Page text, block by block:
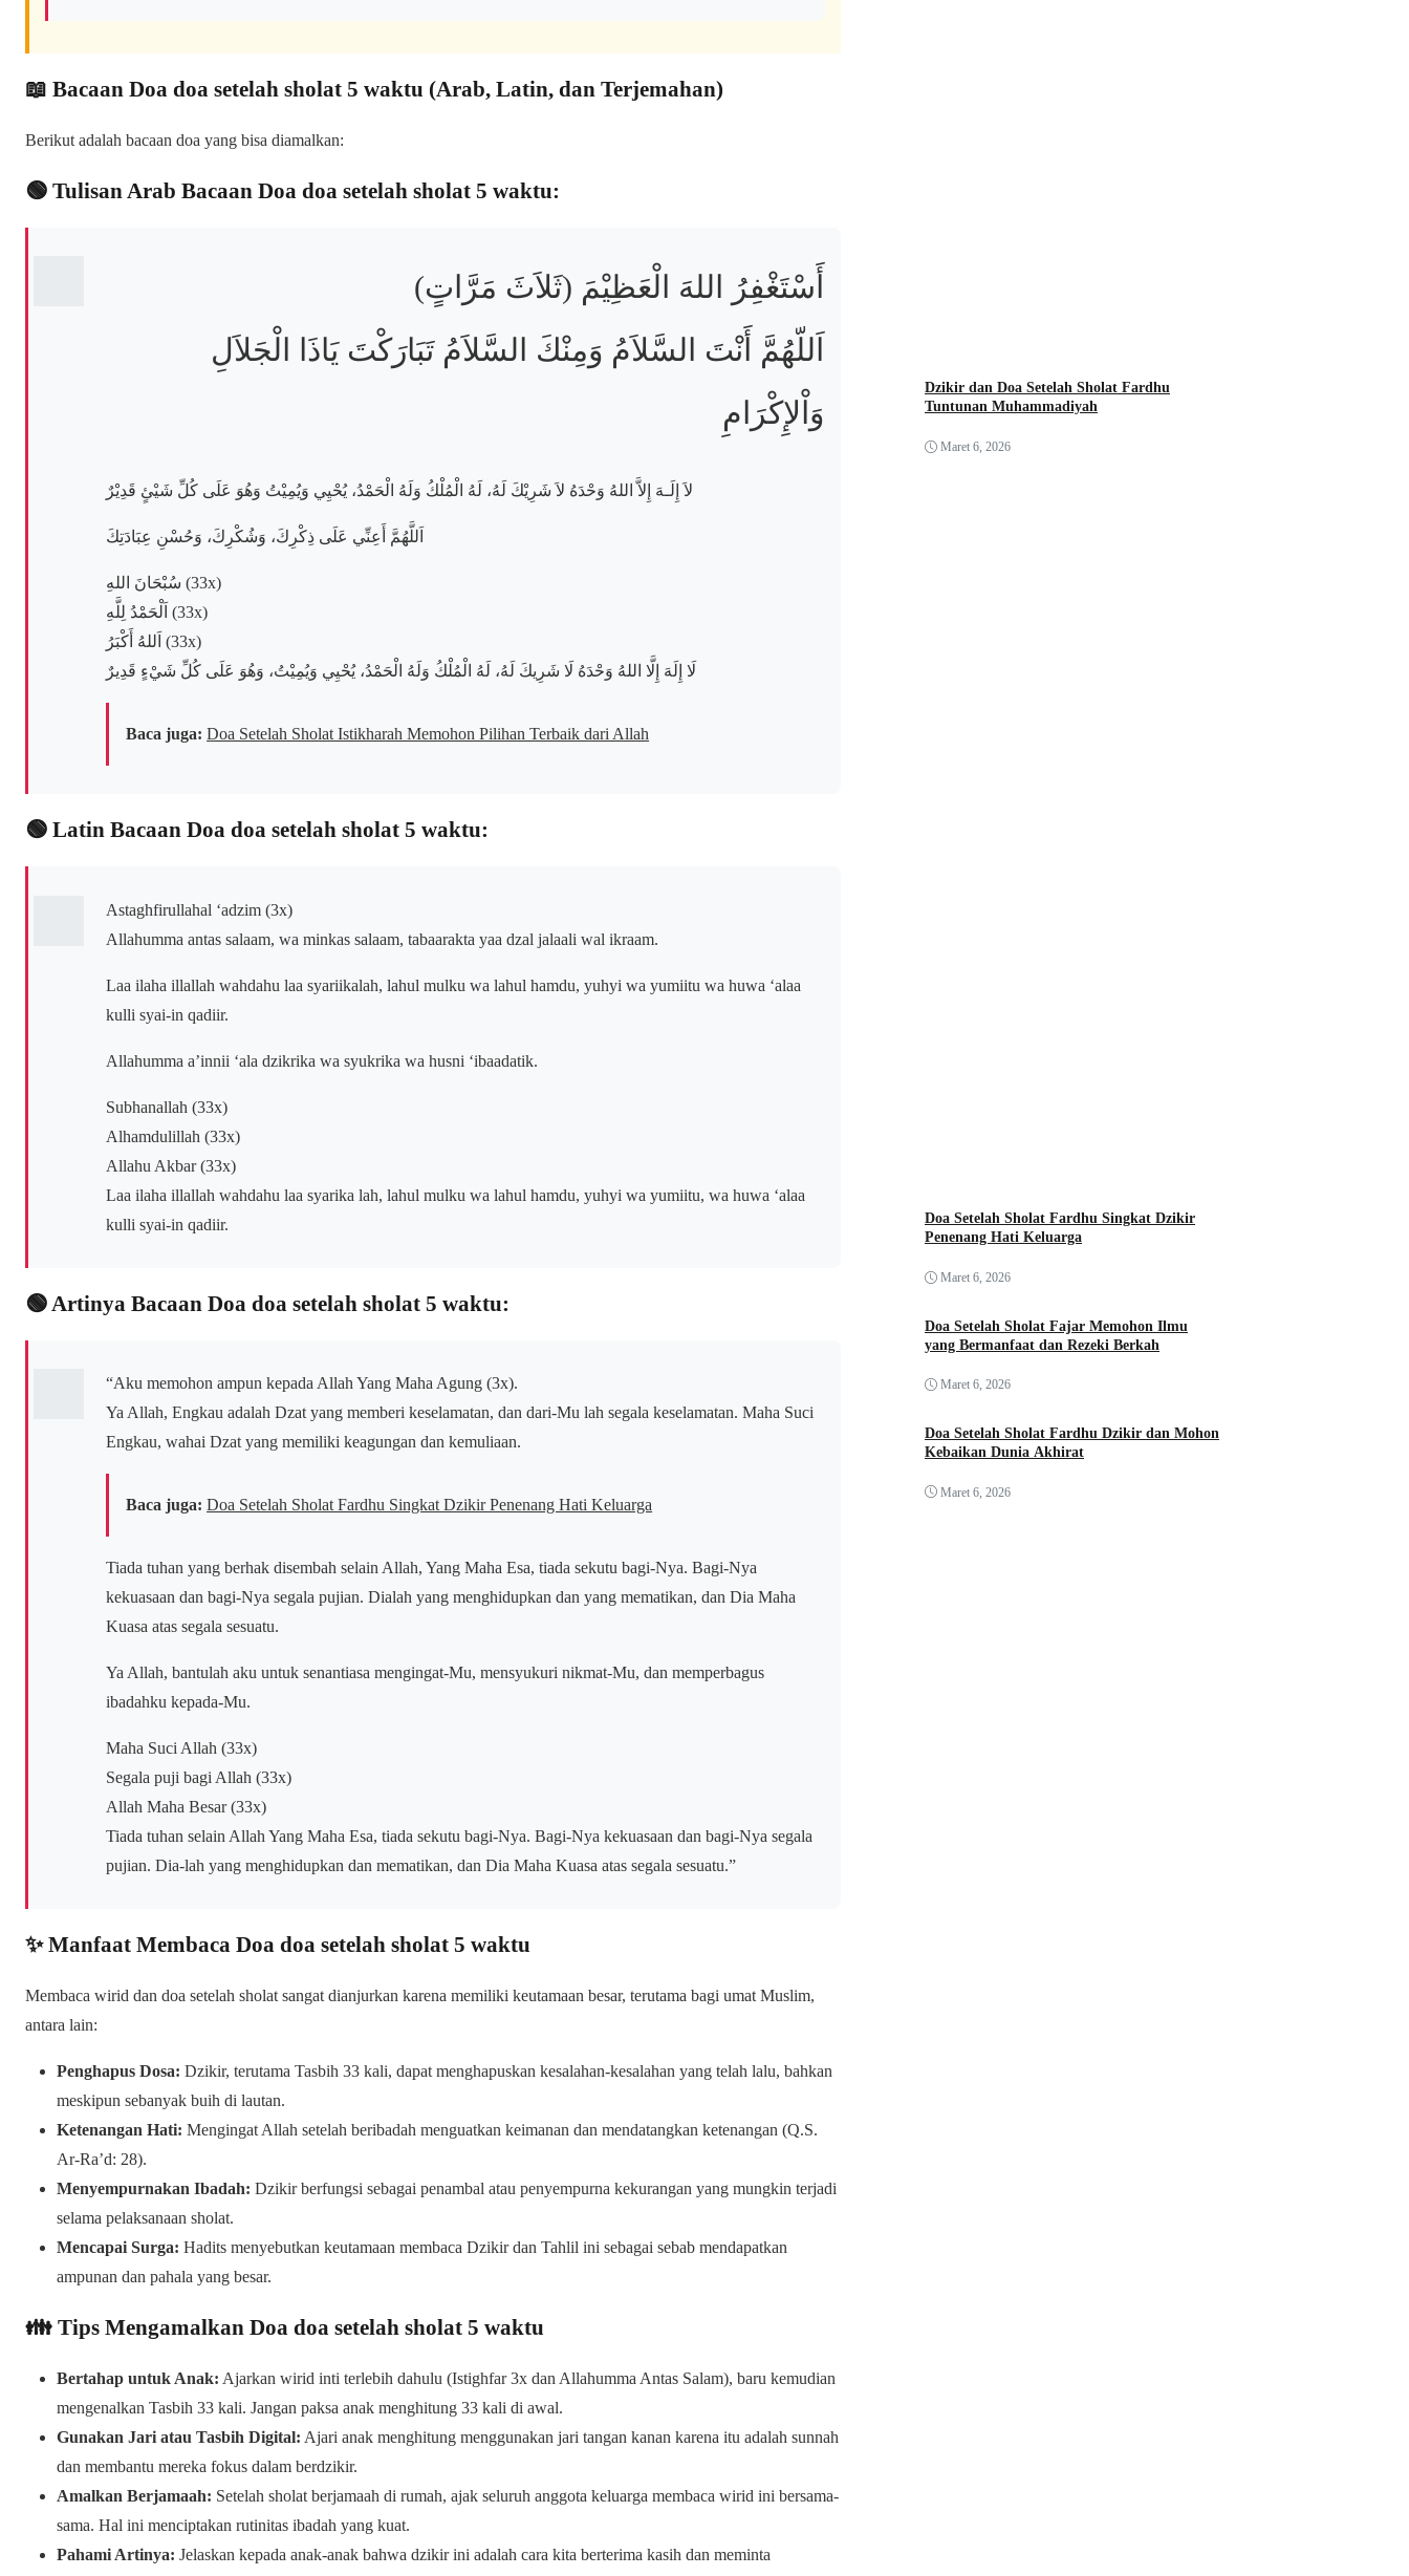
📖 Bacaan Doa doa setelah sholat 5 waktu (Arab, Latin, dan Terjemahan)
Berikut adalah bacaan doa yang bisa diamalkan:
🟢 Tulisan Arab Bacaan Doa doa setelah sholat 5 waktu:
أَسْتَغْفِرُ اللهَ الْعَظِيْمَ (ثَلاَثَ مَرَّاتٍ)
اَللّهُمَّ أَنْتَ السَّلاَمُ وَمِنْكَ السَّلاَمُ تَبَارَكْتَ يَاذَا الْجَلاَلِ
وَاْلإِكْرَامِ
لاَ إِلَـهَ إِلاَّ اللهُ وَحْدَهُ لاَ شَرِيْكَ لَهُ، لَهُ الْمُلْكُ وَلَهُ الْحَمْدُ، يُحْيِي وَيُمِيْتُ وَهُوَ عَلَى كُلِّ شَيْئٍ قَدِيْرٌ
اَللَّهُمَّ أَعِنِّي عَلَى ذِكْرِكَ، وَشُكْرِكَ، وَحُسْنِ عِبَادَتِكَ
سُبْحَانَ اللهِ (33x)
اَلْحَمْدُ لِلَّهِ (33x)
اَللهُ أَكْبَرُ (33x)
لَا إِلَهَ إِلَّا اللهُ وَحْدَهُ لَا شَرِيكَ لَهُ، لَهُ الْمُلْكُ وَلَهُ الْحَمْدُ، يُحْيِي وَيُمِيْتُ، وَهُوَ عَلَى كُلِّ شَيْءٍ قَدِيرٌ
Baca juga: Doa Setelah Sholat Istikharah Memohon Pilihan Terbaik dari Allah
🟢 Latin Bacaan Doa doa setelah sholat 5 waktu:
Astaghfirullahal ‘adzim (3x)
Allahumma antas salaam, wa minkas salaam, tabaarakta yaa dzal jalaali wal ikraam.
Laa ilaha illallah wahdahu laa syariikalah, lahul mulku wa lahul hamdu, yuhyi wa yumiitu wa huwa ‘alaa
kulli syai-in qadiir.
Allahumma a’innii ‘ala dzikrika wa syukrika wa husni ‘ibaadatik.
Subhanallah (33x)
Alhamdulillah (33x)
Allahu Akbar (33x)
Laa ilaha illallah wahdahu laa syarika lah, lahul mulku wa lahul hamdu, yuhyi wa yumiitu, wa huwa ‘alaa
kulli syai-in qadiir.
🟢 Artinya Bacaan Doa doa setelah sholat 5 waktu:
“Aku memohon ampun kepada Allah Yang Maha Agung (3x).
Ya Allah, Engkau adalah Dzat yang memberi keselamatan, dan dari-Mu lah segala keselamatan. Maha Suci
Engkau, wahai Dzat yang memiliki keagungan dan kemuliaan.
Baca juga: Doa Setelah Sholat Fardhu Singkat Dzikir Penenang Hati Keluarga
Tiada tuhan yang berhak disembah selain Allah, Yang Maha Esa, tiada sekutu bagi-Nya. Bagi-Nya
kekuasaan dan bagi-Nya segala pujian. Dialah yang menghidupkan dan yang mematikan, dan Dia Maha
Kuasa atas segala sesuatu.
Ya Allah, bantulah aku untuk senantiasa mengingat-Mu, mensyukuri nikmat-Mu, dan memperbagus
ibadahku kepada-Mu.
Maha Suci Allah (33x)
Segala puji bagi Allah (33x)
Allah Maha Besar (33x)
Tiada tuhan selain Allah Yang Maha Esa, tiada sekutu bagi-Nya. Bagi-Nya kekuasaan dan bagi-Nya segala
pujian. Dia-lah yang menghidupkan dan mematikan, dan Dia Maha Kuasa atas segala sesuatu.”
✨ Manfaat Membaca Doa doa setelah sholat 5 waktu
Membaca wirid dan doa setelah sholat sangat dianjurkan karena memiliki keutamaan besar, terutama bagi umat Muslim,
antara lain:
Penghapus Dosa: Dzikir, terutama Tasbih 33 kali, dapat menghapuskan kesalahan-kesalahan yang telah lalu, bahkan
meskipun sebanyak buih di lautan.
Ketenangan Hati: Mengingat Allah setelah beribadah menguatkan keimanan dan mendatangkan ketenangan (Q.S.
Ar-Ra’d: 28).
Menyempurnakan Ibadah: Dzikir berfungsi sebagai penambal atau penyempurna kekurangan yang mungkin terjadi
selama pelaksanaan sholat.
Mencapai Surga: Hadits menyebutkan keutamaan membaca Dzikir dan Tahlil ini sebagai sebab mendapatkan
ampunan dan pahala yang besar.
👪 Tips Mengamalkan Doa doa setelah sholat 5 waktu
Bertahap untuk Anak: Ajarkan wirid inti terlebih dahulu (Istighfar 3x dan Allahumma Antas Salam), baru kemudian
mengenalkan Tasbih 33 kali. Jangan paksa anak menghitung 33 kali di awal.
Gunakan Jari atau Tasbih Digital: Ajari anak menghitung menggunakan jari tangan kanan karena itu adalah sunnah
dan membantu mereka fokus dalam berdzikir.
Amalkan Berjamaah: Setelah sholat berjamaah di rumah, ajak seluruh anggota keluarga membaca wirid ini bersama-
sama. Hal ini menciptakan rutinitas ibadah yang kuat.
Pahami Artinya: Jelaskan kepada anak-anak bahwa dzikir ini adalah cara kita berterima kasih dan meminta
Dzikir dan Doa Setelah Sholat Fardhu
Tuntunan Muhammadiyah
Maret 6, 2026
Doa Setelah Sholat Fardhu Singkat Dzikir
Penenang Hati Keluarga
Maret 6, 2026
Doa Setelah Sholat Fajar Memohon Ilmu
yang Bermanfaat dan Rezeki Berkah
Maret 6, 2026
Doa Setelah Sholat Fardhu Dzikir dan Mohon
Kebaikan Dunia Akhirat
Maret 6, 2026